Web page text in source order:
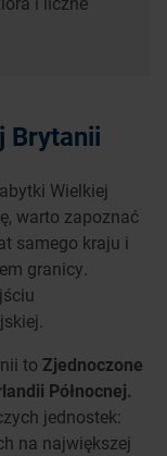
Brytanii
Wielkiej
warto zapoznać
samego kraju i
granicy.
to Zjednoczone
Północnej.
jednostek:
na największej